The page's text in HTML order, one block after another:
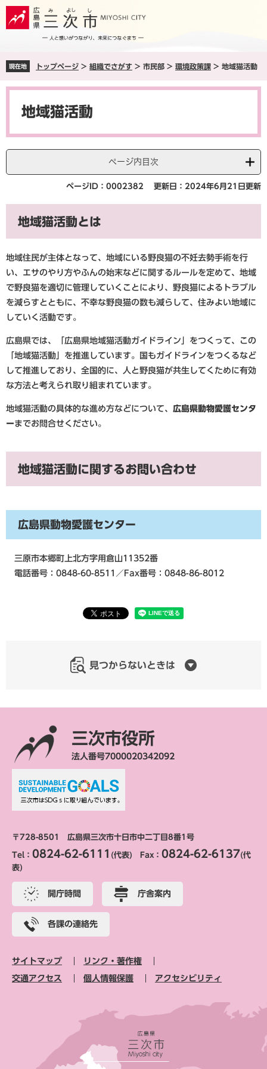
ペ
ジ
メ
ュ
現在地 トップページ > 組織でさがす > 市民部 > 環境政策課 > 地域猫活動
本
地域猫活動
ページ内目次
ページID：0002382 更新日：2024年6月21日更新
地域猫活動とは
地域住民が主体となって、地域にいる野良猫の不妊去勢手術を行
い、エサのやり方やふんの始末などに関するルールを定めて、地域
で野良猫を適切に管理していくことにより、野良猫によるトラブル
を減らすとともに、不幸な野良猫の数も減らして、住みよい地域に
していく活動です。
広島県では、「広島県地域猫活動ガイドライン」をつくって、この
「地域猫活動」を推進しています。国もガイドラインをつくるなど
して推進しており、全国的に、人と野良猫が共生してくために有効
な方法と考えられ取り組まれています。
地域猫活動の具体的な進め方などについて、 広島県動物愛護センタ
ーまでお問合せください。
地域猫活動に関するお問い合わせ
広島県動物愛護センター
三原市本郷町上北方字用倉山11352番
電話番号：0848-60-8511／Fax番号：0848-86-8012
見つからないときは
三次市役所
法人番号7000020342092
〒728-8501 広島県三次市十日市中二丁目8番1号
Tel： 0824-62-6111 (代表) Fax： 0824-62-6137(代
表)
開庁時間 庁舎案内
各課の連絡先
サイトマップ リンク・著作権
交通アクセス 個人情報保護 アクセシビリティ